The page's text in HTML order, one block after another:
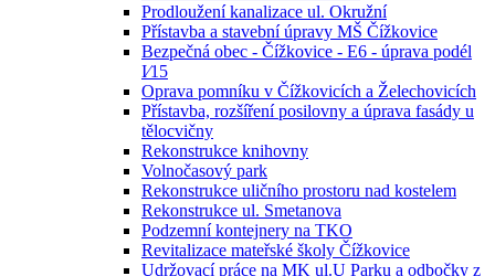
Prodloužení kanalizace ul. Okružní
Přístavba a stavební úpravy MŠ Čížkovice
Bezpečná obec - Čížkovice - E6 - úprava podél
I⁄15
Oprava pomníku v Čížkovicích a Želechovicích
Přístavba, rozšíření posilovny a úprava fasády u
tělocvičny
Rekonstrukce knihovny
Volnočasový park
Rekonstrukce uličního prostoru nad kostelem
Rekonstrukce ul. Smetanova
Podzemní kontejnery na TKO
Revitalizace mateřské školy Čížkovice
Udržovací práce na MK ul.U Parku a odbočky z